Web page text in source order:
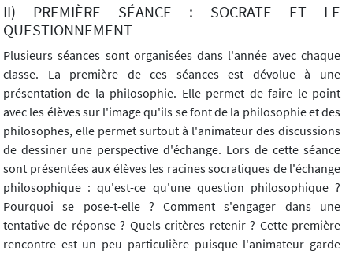
II) PREMIÈRE SÉANCE : SOCRATE ET LE
QUESTIONNEMENT
Plusieurs séances sont organisées dans l'année avec chaque
classe. La première de ces séances est dévolue à une
présentation de la philosophie. Elle permet de faire le point
avec les élèves sur l'image qu'ils se font de la philosophie et des
philosophes, elle permet surtout à l'animateur des discussions
de dessiner une perspective d'échange. Lors de cette séance
sont présentées aux élèves les racines socratiques de l'échange
philosophique : qu'est-ce qu'une question philosophique ?
Pourquoi se pose-t-elle ? Comment s'engager dans une
tentative de réponse ? Quels critères retenir ? Cette première
rencontre est un peu particulière puisque l'animateur garde